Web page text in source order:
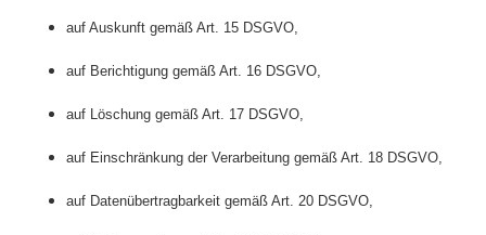
auf Auskunft gemäß Art. 15 DSGVO,
auf Berichtigung gemäß Art. 16 DSGVO,
auf Löschung gemäß Art. 17 DSGVO,
auf Einschränkung der Verarbeitung gemäß Art. 18 DSGVO,
auf Datenübertragbarkeit gemäß Art. 20 DSGVO,